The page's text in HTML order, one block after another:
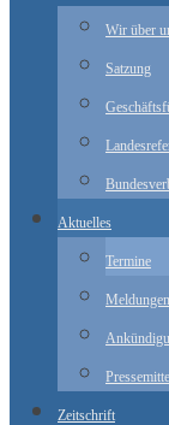
springen
Wir über
Satzung
Aktuelles
Termine
Zeitschrift